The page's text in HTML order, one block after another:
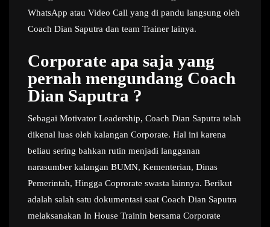
WhatsApp atau Video Call yang di pandu langsung oleh
Coach Dian Saputra dan team Trainer lainya.
Corporate apa saja yang
pernah mengundang Coach
Dian Saputra ?
Sebagai Motivator Leadership, Coach Dian Saputra telah
dikenal luas oleh kalangan Corporate. Hal ini karena
beliau sering bahkan rutin menjadi langganan
narasumber kalangan BUMN, Kementerian, Dinas
Pemerintah, Hingga Coprorate swasta lainnya. Berikut
adalah salah satu dokumentasi saat Coach Dian Saputra
melaksanakan In House Trainin bersama Corporate